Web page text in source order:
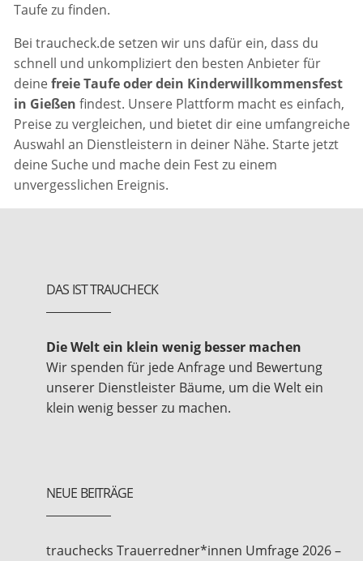
Taufe zu finden.
Bei traucheck.de setzen wir uns dafür ein, dass du
schnell und unkompliziert den besten Anbieter für
deinefreie Taufe oder dein Kinderwillkommensfest
in Gießen findest. Unsere Plattform macht es einfach,
Preise zu vergleichen, und bietet dir eine umfangreiche
Auswahl an Dienstleistern in deiner Nähe. Starte jetzt
deine Suche und mache dein Fest zu einem
unvergesslichen Ereignis.
DAS IST TRAUCHECK
Die Welt ein klein wenig besser machen
Wir spenden für jede Anfrage und Bewertung
unserer Dienstleister Bäume, um die Welt ein
klein wenig besser zu machen.
NEUE BEITRÄGE
trauchecks Trauerredner*innen Umfrage 2026 –